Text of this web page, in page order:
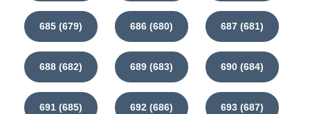
685 (679) 686 (680) 687 (681)
688 (682) 689 (683) 690 (684)
691 (685) 692 (686) 693 (687)